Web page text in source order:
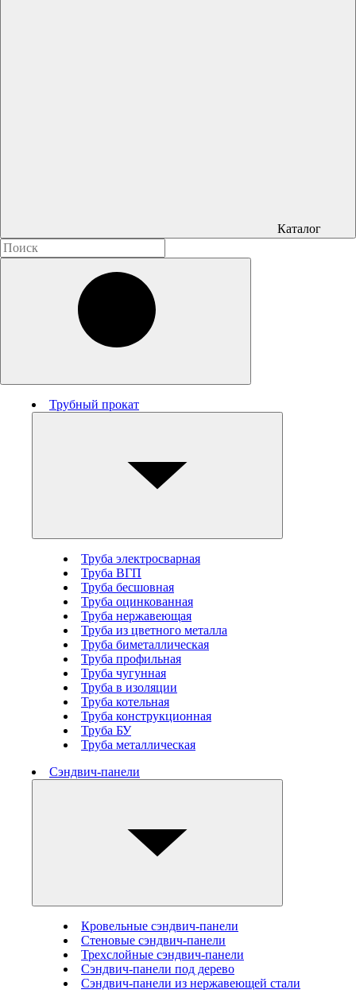
Каталог
Трубный прокат
Труба электросварная
Труба ВГП
Труба бесшовная
Труба оцинкованная
Труба нержавеющая
Труба из цветного металла
Труба биметаллическая
Труба профильная
Труба чугунная
Труба в изоляции
Труба котельная
Труба конструкционная
Труба БУ
Труба металлическая
Сэндвич-панели
Кровельные сэндвич-панели
Стеновые cэндвич-панели
Трехслойные сэндвич-панели
Сэндвич-панели под дерево
Сэндвич-панели из нержавеющей стали